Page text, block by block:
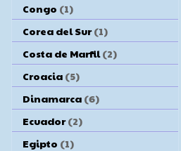
Congo (1)
Corea del Sur (1)
Costa de Marfil (2)
Croacia (5)
Dinamarca (6)
Ecuador (2)
Egipto (1)